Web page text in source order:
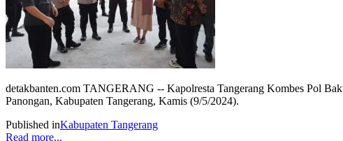
detakbanten.com TANGERANG -- Kapolresta Tangerang Kombes Pol
Panongan, Kabupaten Tangerang, Kamis (9/5/2024).
Published inKabupaten Tangerang
Read more...